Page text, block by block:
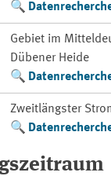
Gebiet im
Dübener Heide
Zweitlängster